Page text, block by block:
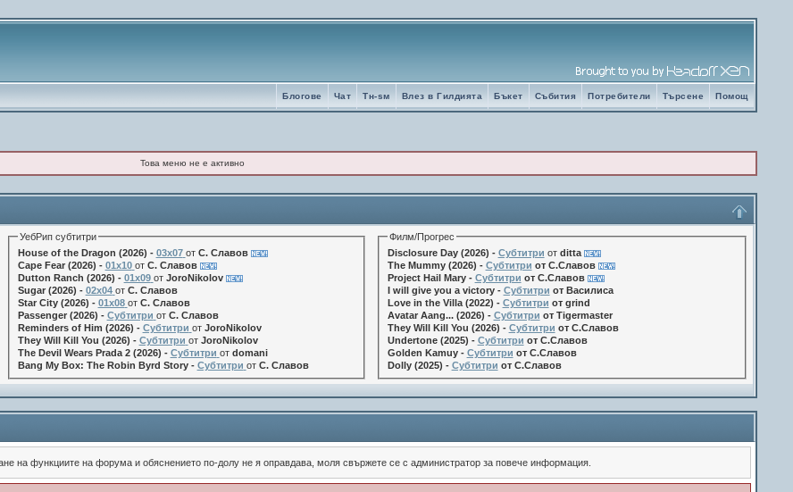
Помощ
Търсене
Потребители
Събития
Бъкет
Влез в Гилдията
Tн-sм
Чат
Блогове
Това меню не е активно
УебРип субтитри
House of the Dragon (2026) - 03x07 от С. Славов
Cape Fear (2026) - 01x10 от С. Славов
Dutton Ranch (2026) - 01x09 от JoroNikolov
Sugar (2026) - 02x04 от С. Славов
Star City (2026) - 01x08 от С. Славов
Passenger (2026) - Субтитри от С. Славов
Reminders of Him (2026) - Субтитри от JoroNikolov
They Will Kill You (2026) - Субтитри от JoroNikolov
The Devil Wears Prada 2 (2026) - Субтитри от domani
Bang My Box: The Robin Byrd Story - Субтитри от С. Славов
Филм/Прогрес
Disclosure Day (2026) - Субтитри от ditta
The Mummy (2026) - Субтитри от С.Славов
Project Hail Mary - Субтитри от С.Славов
I will give you a victory - Субтитри от Василиса
Love in the Villa (2022) - Субтитри от grind
Avatar Aang... (2026) - Субтитри от Tigermaster
They Will Kill You (2026) - Субтитри от С.Славов
Undertone (2025) - Субтитри от С.Славов
Golden Kamuy - Субтитри от С.Славов
Dolly (2025) - Субтитри от С.Славов
на функциите на форума и обяснението по-долу не я оправдава, моля свържете се с администратор за повече информация.